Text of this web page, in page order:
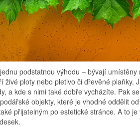
podstatnou výhodu – bývají
živé ploty nebo pletivo či dřevěné
a kde s nimi také dobře vycházíte. Pak
objekty, které je vhodné oddělit
přijatelným po estetické stránce. A to